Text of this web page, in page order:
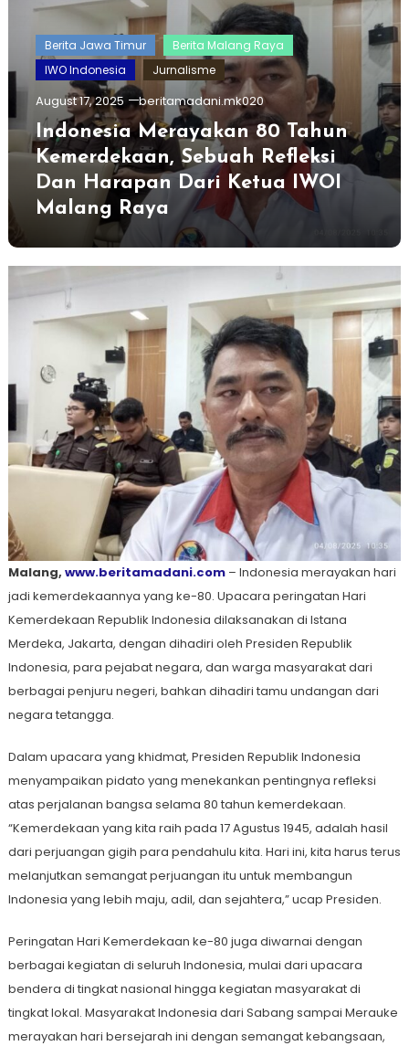
Berita Jawa Timur
Berita Malang Raya
IWO Indonesia
Jurnalisme
August 17, 2025 beritamadani.mk020
Indonesia Merayakan 80 Tahun
Kemerdekaan, Sebuah Refleksi
Dan Harapan Dari Ketua IWOI
Malang Raya
Malang, www.beritamadani.com– Indonesia merayakan hari
jadi kemerdekaannya yang ke-80. Upacara peringatan Hari
Kemerdekaan Republik Indonesia dilaksanakan di Istana
Merdeka, Jakarta, dengan dihadiri oleh Presiden Republik
Indonesia, para pejabat negara, dan warga masyarakat dari
berbagai penjuru negeri, bahkan dihadiri tamu undangan dari
negara tetangga.
Dalam upacara yang khidmat, Presiden Republik Indonesia
menyampaikan pidato yang menekankan pentingnya refleksi
atas perjalanan bangsa selama 80 tahun kemerdekaan.
“Kemerdekaan yang kita raih pada 17 Agustus 1945, adalah hasil
dari perjuangan gigih para pendahulu kita. Hari ini, kita harus terus
melanjutkan semangat perjuangan itu untuk membangun
Indonesia yang lebih maju, adil, dan sejahtera,” ucap Presiden.
Peringatan Hari Kemerdekaan ke-80 juga diwarnai dengan
berbagai kegiatan di seluruh Indonesia, mulai dari upacara
bendera di tingkat nasional hingga kegiatan masyarakat di
tingkat lokal. Masyarakat Indonesia dari Sabang sampai Merauke
merayakan hari bersejarah ini dengan semangat kebangsaan,